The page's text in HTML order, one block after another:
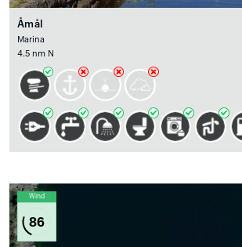
Åmål
Marina
4.5 nm N
Wind
86